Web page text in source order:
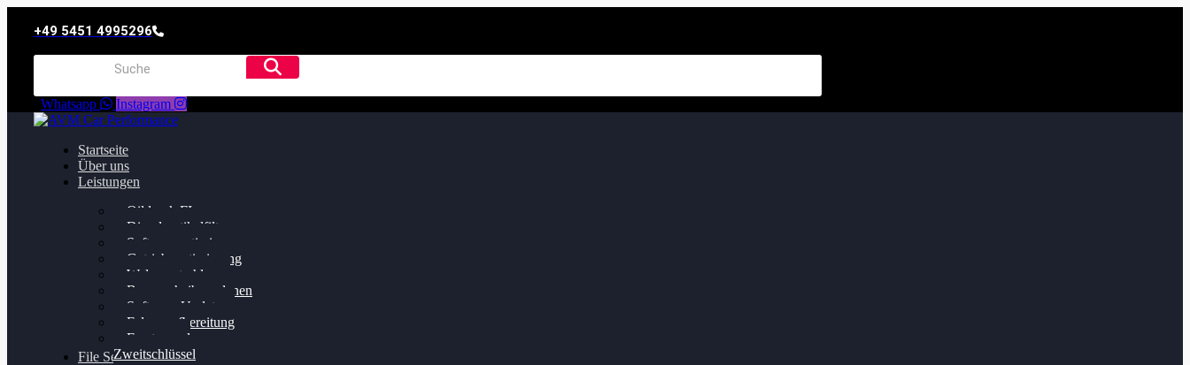
+49 5451 4995296
Whatsapp Instagram
Startseite
Über uns
Leistungen
Oildruck FIx
Dieselpartikelfilter
Softwareoptimierung
Getriebeoptimierung
Walnussstrahlen
Bremsscheiben planen
Software Update
Felgenaufbereitung
Ersatz- und
Zweitschlüssel
File Service